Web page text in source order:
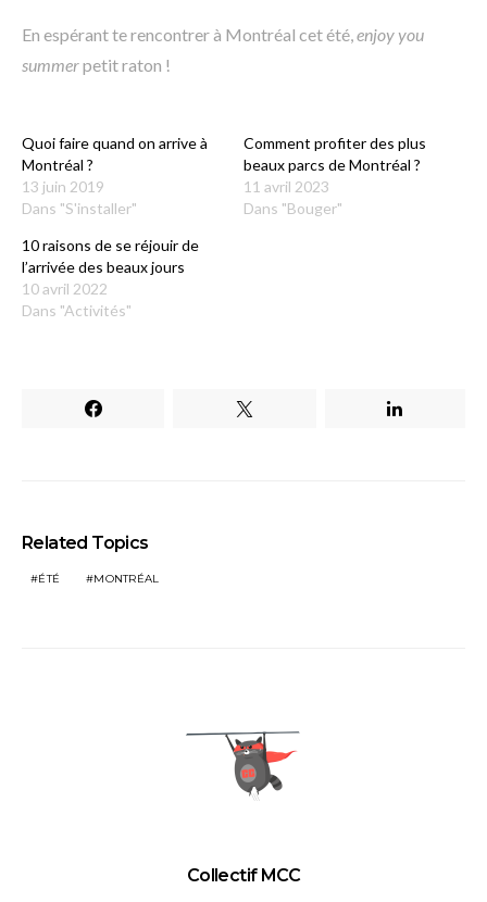
En espérant te rencontrer à Montréal cet été, enjoy you
summerpetit raton !
Quoi faire quand on arrive à
Montréal ?
13 juin 2019
Dans "S'installer"
Comment profiter des plus
beaux parcs de Montréal ?
11 avril 2023
Dans "Bouger"
10 raisons de se réjouir de
l’arrivée des beaux jours
10 avril 2022
Dans "Activités"
Related Topics
ÉTÉ MONTRÉAL
Collectif MCC